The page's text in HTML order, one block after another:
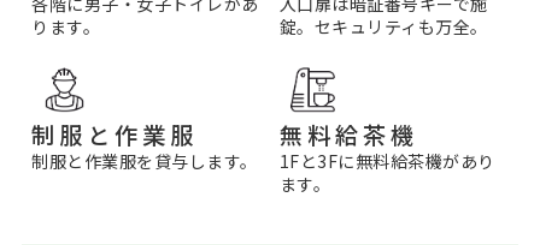
ります。
錠。セキュリティも万全。
制服と作業服
制服と作業服を貸与します。
無料給茶機
1Fと3Fに無料給茶機があり
ます。